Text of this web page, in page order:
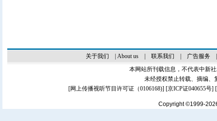
关于我们 About us| 联系我们 广告服务
本网站所刊载信息，不代表中新
未经授权禁止转载、摘编、
[网上传播视听节目许可证（0106168)] [京ICP证040655号]
Copyright ©1999-